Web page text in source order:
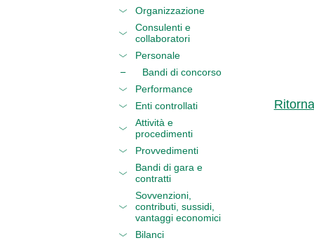
Organizzazione
Consulenti e
collaboratori
Personale
Bandi di concorso
Performance
Enti controllati
Attività e
procedimenti
Provvedimenti
Bandi di gara e
contratti
Sovvenzioni,
contributi, sussidi,
vantaggi economici
Bilanci